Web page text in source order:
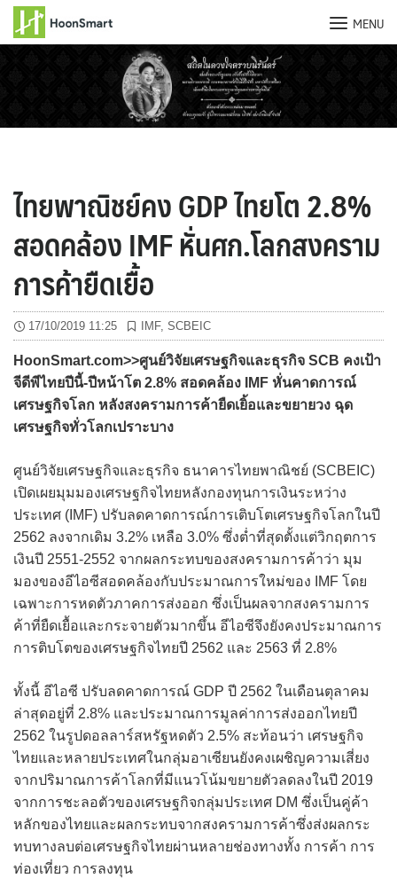
MENU
ไทยพาณิชย์คง GDP ไทยโต 2.8%
สอดคล้อง IMF หั่นศก.โลกสงคราม
การค้ายืดเยื้อ
17/10/2019 11:25 IMF, SCBEIC
HoonSmart.com>>ศูนย์วิจัยเศรษฐกิจและธุรกิจ SCB คงเป้า
จีดีพีไทยปีนี้-ปีหน้าโต 2.8% สอดคล้อง IMF หั่นคาดการณ์
เศรษฐกิจโลก หลังสงครามการค้ายืดเยิ้อและขยายวง ฉุด
เศรษฐกิจทั่วโลกเปราะบาง
ศูนย์วิจัยเศรษฐกิจและธุรกิจ ธนาคารไทยพาณิชย์ (SCBEIC)
เปิดเผยมุมมองเศรษฐกิจไทยหลังกองทุนการเงินระหว่าง
ประเทศ (IMF) ปรับลดคาดการณ์การเติบโตเศรษฐกิจโลกในปี
2562 ลงจากเดิม 3.2% เหลือ 3.0% ซึ่งต่ำที่สุดตั้งแต่วิกฤตการ
เงินปี 2551-2552 จากผลกระทบของสงครามการค้าว่า มุม
มองของอีไอซีสอดคล้องกับประมาณการใหม่ของ IMF โดย
เฉพาะการหดตัวภาคการส่งออก ซึ่งเป็นผลจากสงครามการ
ค้าที่ยืดเยื้อและกระจายตัวมากขึ้น อีไอซีจึงยังคงประมาณการ
การติบโตของเศรษฐกิจไทยปี 2562 และ 2563 ที่ 2.8%
ทั้งนี้ อีไอซี ปรับลดคาดการณ์ GDP ปี 2562 ในเดือนตุลาคม
ล่าสุดอยู่ที่ 2.8% และประมาณการมูลค่าการส่งออกไทยปี
2562 ในรูปดอลลาร์สหรัฐหดตัว 2.5% สะท้อนว่า เศรษฐกิจ
ไทยและหลายประเทศในกลุ่มอาเซียนยังคงเผชิญความเสี่ยง
จากปริมาณการค้าโลกที่มีแนวโน้มขยายตัวลดลงในปี 2019
จากการชะลอตัวของเศรษฐกิจกลุ่มประเทศ DM ซึ่งเป็นคู่ค้า
หลักของไทยและผลกระทบจากสงครามการค้าซึ่งส่งผลกระ
ทบทางลบต่อเศรษฐกิจไทยผ่านหลายช่องทางทั้ง การค้า การ
ท่องเที่ยว การลงทุน